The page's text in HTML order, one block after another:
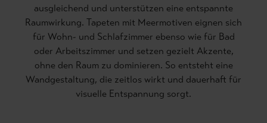
ausgleichend und unterstützen eine entspannte
Raumwirkung. Tapeten mit Meermotiven eignen sich
für Wohn- und Schlafzimmer ebenso wie für Bad
oder Arbeitszimmer und setzen gezielt Akzente,
ohne den Raum zu dominieren. So entsteht eine
Wandgestaltung, die zeitlos wirkt und dauerhaft für
visuelle Entspannung sorgt.